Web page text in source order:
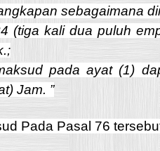
sebagaimana
(tiga kali dua puluh
pada ayat (1)
Jam. ”
Pada Pasal 76